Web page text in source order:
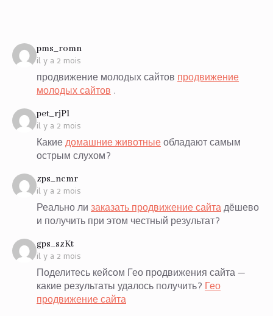
pms_romnsays:
il y a 2 mois
продвижение молодых сайтовпродвижение
молодых сайтов .
pet_rjPlsays:
il y a 2 mois
Какиедомашние животныеобладают самым
острым слухом?
zps_ncmrsays:
il y a 2 mois
Реально лизаказать продвижение сайтадёшево
и получить при этом честный результат?
gps_szKtsays:
il y a 2 mois
Поделитесь кейсом Гео продвижения сайта —
какие результаты удалось получить?Гео
продвижение сайта